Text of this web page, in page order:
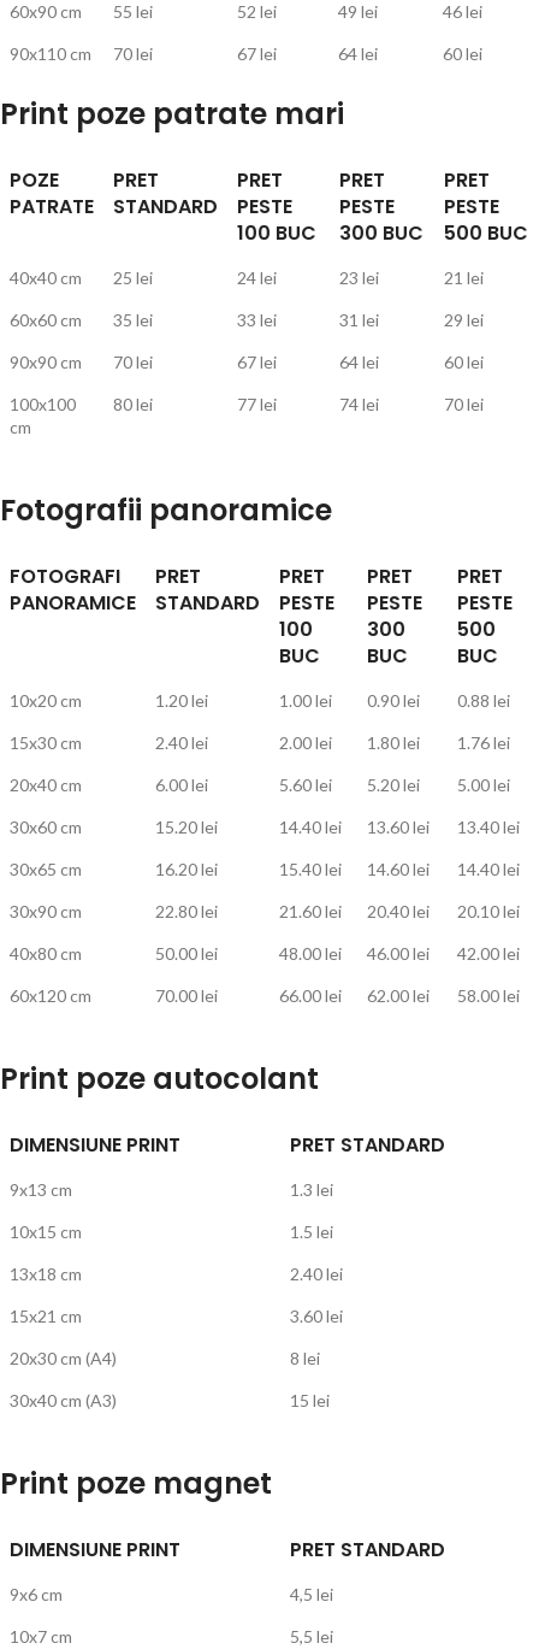
60x90 cm 55 lei 52 lei 49 lei 46 lei
90x110 cm 70 lei 67 lei 64 lei 60 lei
Print poze patrate mari
POZE
PATRATE
PRET
STANDARD
PRET
PESTE
100 BUC
PRET
PESTE
300 BUC
PRET
PESTE
500 BUC
40x40 cm 25 lei 24 lei 23 lei 21 lei
60x60 cm 35 lei 33 lei 31 lei 29 lei
90x90 cm 70 lei 67 lei 64 lei 60 lei
100x100
cm
80 lei 77 lei 74 lei 70 lei
Fotografii panoramice
FOTOGRAFI
PANORAMICE
PRET
STANDARD
PRET
PESTE
100
BUC
PRET
PESTE
300
BUC
PRET
PESTE
500
BUC
10x20 cm 1.20 lei 1.00 lei 0.90 lei 0.88 lei
15x30 cm 2.40 lei 2.00 lei 1.80 lei 1.76 lei
20x40 cm 6.00 lei 5.60 lei 5.20 lei 5.00 lei
30x60 cm 15.20 lei 14.40 lei 13.60 lei 13.40 lei
30x65 cm 16.20 lei 15.40 lei 14.60 lei 14.40 lei
30x90 cm 22.80 lei 21.60 lei 20.40 lei 20.10 lei
40x80 cm 50.00 lei 48.00 lei 46.00 lei 42.00 lei
60x120 cm 70.00 lei 66.00 lei 62.00 lei 58.00 lei
Print poze autocolant
DIMENSIUNE PRINT PRET STANDARD
9x13 cm 1.3 lei
10x15 cm 1.5 lei
13x18 cm 2.40 lei
15x21 cm 3.60 lei
20x30 cm (A4) 8 lei
30x40 cm (A3) 15 lei
Print poze magnet
DIMENSIUNE PRINT PRET STANDARD
9x6 cm 4,5 lei
10x7 cm 5,5 lei